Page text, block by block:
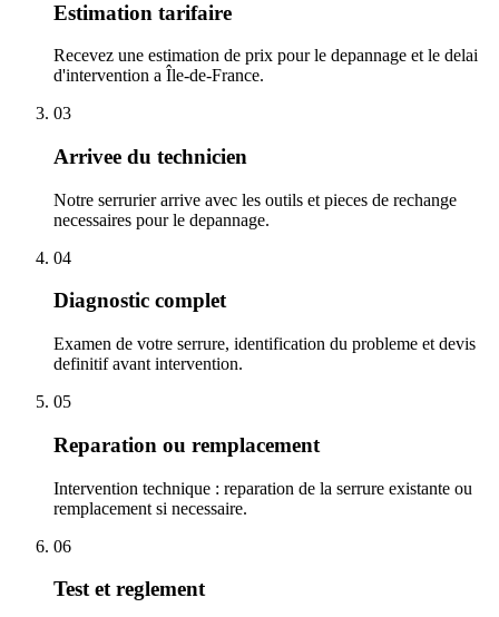
Estimation tarifaire
Recevez une estimation de prix pour le depannage et le delai
d'intervention a Île-de-France.
03
Arrivee du technicien
Notre serrurier arrive avec les outils et pieces de rechange
necessaires pour le depannage.
04
Diagnostic complet
Examen de votre serrure, identification du probleme et devis
definitif avant intervention.
05
Reparation ou remplacement
Intervention technique : reparation de la serrure existante ou
remplacement si necessaire.
06
Test et reglement